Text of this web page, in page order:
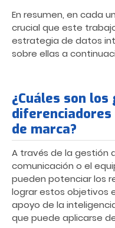
En resumen, en cada
crucial que este
estrategia de datos
sobre ellas a
¿Cuáles son los
diferenciadores
de marca?
A través de la gestión
comunicación o el
pueden potenciar los
lograr estos objetivos
apoyo de la
que puede aplicarse